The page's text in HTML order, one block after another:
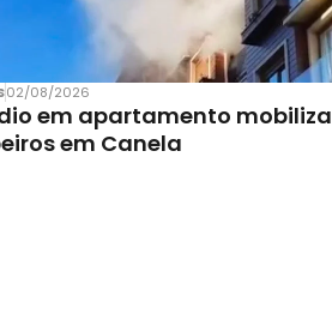
02/08/2026
em apartamento mobiliza
em Canela